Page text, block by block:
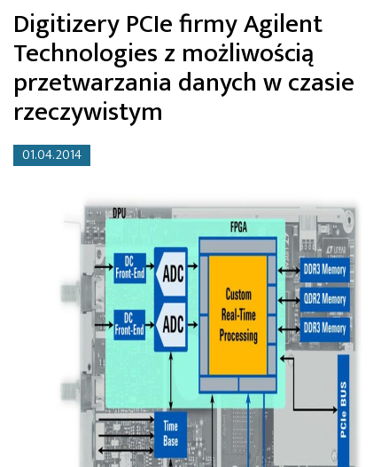
Digitizery PCIe firmy Agilent
Technologies z możliwością
przetwarzania danych w czasie
rzeczywistym
01.04.2014